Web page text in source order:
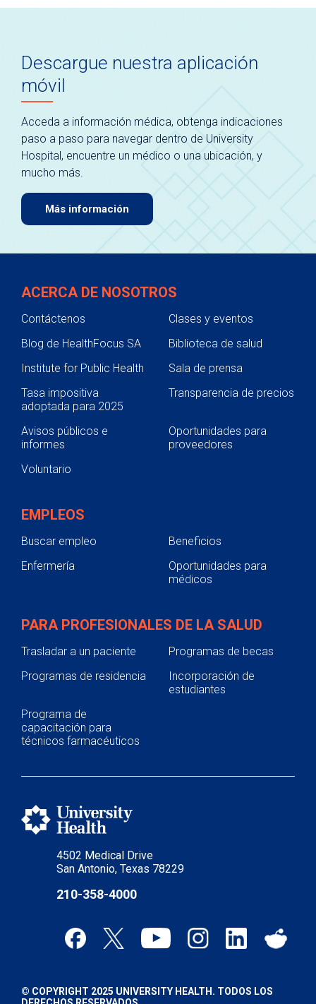
Descargue nuestra aplicación
móvil
Acceda a información médica, obtenga indicaciones
paso a paso para navegar dentro de University
Hospital, encuentre un médico o una ubicación, y
mucho más.
Más información
4502 Medical Drive
San Antonio, Texas 78229
210-358-4000
ACERCA DE NOSOTROS
Contáctenos
Clases y eventos
Blog de HealthFocus SA
Biblioteca de salud
Institute for Public Health
Sala de prensa
Tasa impositiva
adoptada para 2025
Transparencia de precios
Avisos públicos e
informes
Oportunidades para
proveedores
Voluntario
EMPLEOS
Buscar empleo
Beneficios
Enfermería
Oportunidades para
médicos
PARA PROFESIONALES DE LA SALUD
Trasladar a un paciente
Programas de becas
Programas de residencia
Incorporación de
estudiantes
Programa de
capacitación para
técnicos farmacéuticos
© COPYRIGHT 2025 UNIVERSITY HEALTH. TODOS LOS